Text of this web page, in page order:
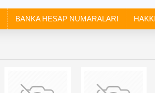
BANKA HESAP NUMARALARI